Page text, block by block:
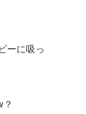
ーに吸っ